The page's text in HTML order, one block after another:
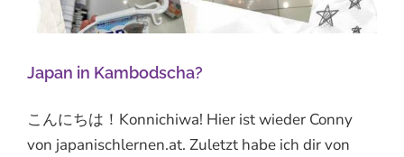
Japan in Kambodscha?
こんにちは！Konnichiwa! Hier ist wieder Conny
von japanischlernen.at. Zuletzt habe ich dir von